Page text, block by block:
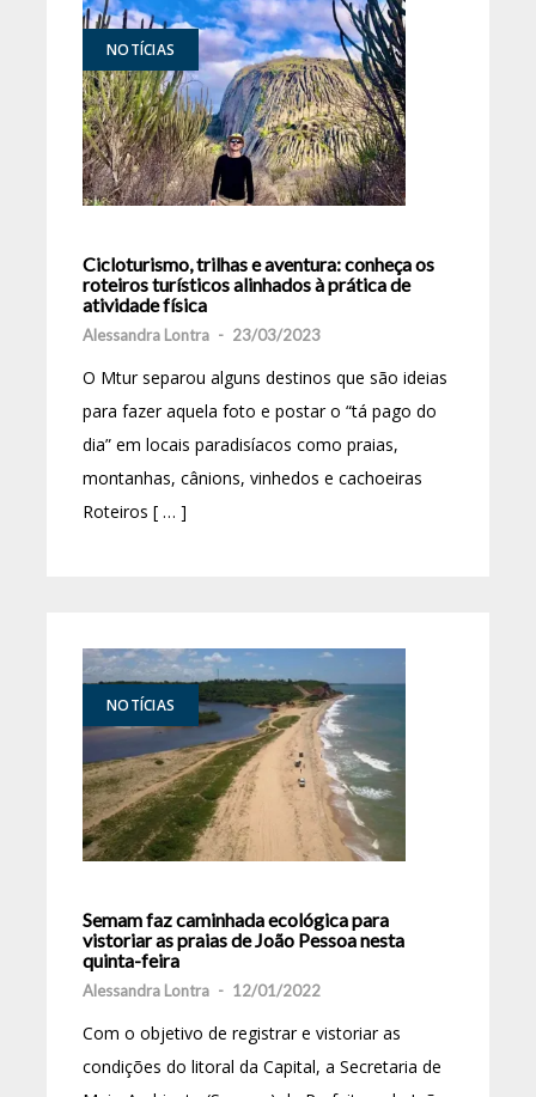
NOTÍCIAS
Cicloturismo, trilhas e aventura: conheça os
roteiros turísticos alinhados à prática de
atividade física
Alessandra Lontra - 23/03/2023
O Mtur separou alguns destinos que são ideias
para fazer aquela foto e postar o “tá pago do
dia” em locais paradisíacos como praias,
montanhas, cânions, vinhedos e cachoeiras
Roteiros [ … ]
NOTÍCIAS
Semam faz caminhada ecológica para
vistoriar as praias de João Pessoa nesta
quinta-feira
Alessandra Lontra - 12/01/2022
Com o objetivo de registrar e vistoriar as
condições do litoral da Capital, a Secretaria de